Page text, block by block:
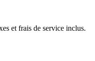
et frais de service inclus.